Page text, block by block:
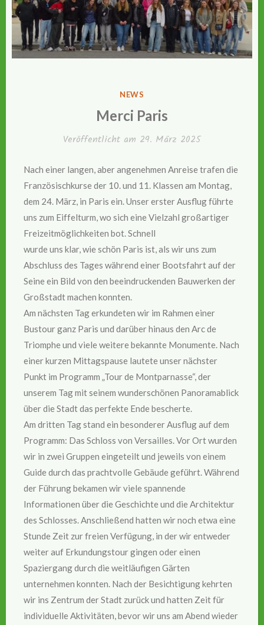
VERÖFFENTLICHT
NEWS
Merci Paris
Veröffentlicht am 29. März 2025
Nach einer langen, aber angenehmen Anreise trafen die
Französischkurse der 10. und 11. Klassen am Montag,
dem 24. März, in Paris ein. Unser erster Ausflug führte
uns zum Eiffelturm, wo sich eine Vielzahl großartiger
Freizeitmöglichkeiten bot. Schnell
wurde uns klar, wie schön Paris ist, als wir uns zum
Abschluss des Tages während einer Bootsfahrt auf der
Seine ein Bild von den beeindruckenden Bauwerken der
Großstadt machen konnten.
Am nächsten Tag erkundeten wir im Rahmen einer
Bustour ganz Paris und darüber hinaus den Arc de
Triomphe und viele weitere bekannte Monumente. Nach
einer kurzen Mittagspause lautete unser nächster
Punkt im Programm „Tour de Montparnasse“, der
unserem Tag mit seinem wunderschönen Panoramablick
über die Stadt das perfekte Ende bescherte.
Am dritten Tag stand ein besonderer Ausflug auf dem
Programm: Das Schloss von Versailles. Vor Ort wurden
wir in zwei Gruppen eingeteilt und jeweils von einem
Guide durch das prachtvolle Gebäude geführt. Während
der Führung bekamen wir viele spannende
Informationen über die Geschichte und die Architektur
des Schlosses. Anschließend hatten wir noch etwa eine
Stunde Zeit zur freien Verfügung, in der wir entweder
weiter auf Erkundungstour gingen oder einen
Spaziergang durch die weitläufigen Gärten
unternehmen konnten. Nach der Besichtigung kehrten
wir ins Zentrum der Stadt zurück und hatten Zeit für
individuelle Aktivitäten, bevor wir uns am Abend wieder